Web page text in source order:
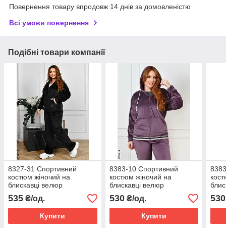
Повернення товару впродовж 14 днів за домовленістю
Всі умови повернення
Подібні товари компанії
8327-31 Спортивний
костюм жіночий на
блискавці велюр
напівбатал (4 од:
48,50,52,54)
535 ₴/од.
Купити
8383-10 Спортивний
костюм жіночий на
блискавці велюр
напівбатал (4 од:
48,50,52,54)
530₴/од.
Купити
530